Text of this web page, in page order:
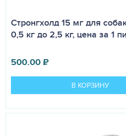
Стронгхолд 15 мг для
0,5 кг до 2,5 кг, цена за 1
500.00₽
В КОРЗИНУ